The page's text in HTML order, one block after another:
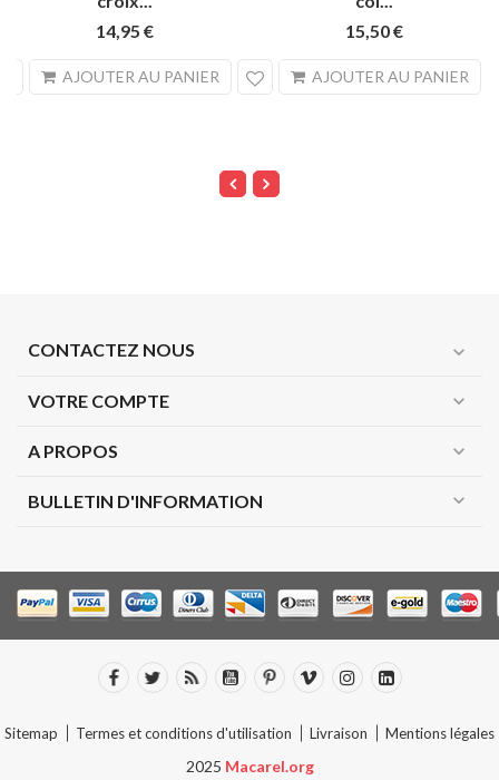
14,95 €
AJOUTER AU PANIER search
15,50 €
AJOUTER AU PANIER
CONTACTEZ NOUS expand_more
VOTRE COMPTE expand_more
A PROPOS expand_more
BULLETIN D'INFORMATION expand_more
Sitemap Termes et conditions d'utilisation Livraison Mentions légales
2025 Macarel.org